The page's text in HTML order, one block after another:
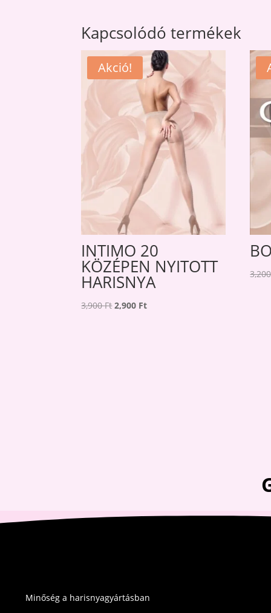
Kapcsolódó termékek
Akció!
INTIMO 20
KÖZÉPEN NYITOTT
HARISNYA
3,900FtOriginal
2,900 FtCurrent
Minőség a harisnyagyártásban